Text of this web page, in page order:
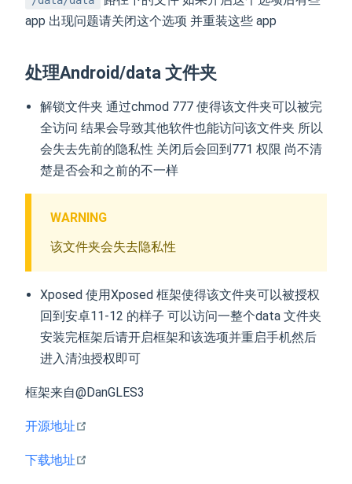
app 出现问题请关闭这个选项 并重装这些 app
处理Android/data 文件夹
解锁文件夹 通过chmod 777 使得该文件夹可以被完
全访问 结果会导致其他软件也能访问该文件夹 所以
会失去先前的隐私性 关闭后会回到771 权限 尚不清
楚是否会和之前的不一样
WARNING
该文件夹会失去隐私性
Xposed 使用Xposed 框架使得该文件夹可以被授权
回到安卓11-12 的样子 可以访问一整个data 文件夹
安装完框架后请开启框架和该选项并重启手机然后
进入清浊授权即可
框架来自@DanGLES3
开源地址
下载地址